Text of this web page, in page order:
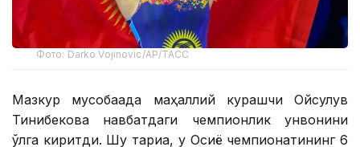
Фото: Darko Vojinovic/AP/ТАСС
Мазкур мусобақада маҳаллий курашчи Ойсулув
Тинибекова навбатдаги чемпионлик унвонини
қўлга киритди. Шу тариқа, у Осиё чемпионатининг 6